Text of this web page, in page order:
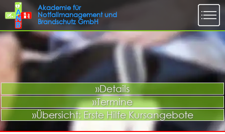
»Details
»Termine
»Übersicht: Erste Hilfe Kursangebote